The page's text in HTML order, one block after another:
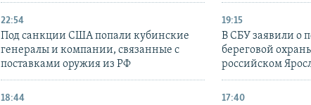
22:54
Под санкции США попали кубинские
генералы и компании, связанные с
поставками оружия из РФ
19:15
В СБУ заявили о
береговой
российском
18:44 17:40